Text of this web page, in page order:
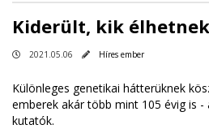
Kiderült, kik
2021.05.06 Híres ember
Különleges genetikai hátterüknek
emberek akár több mint 105 évig is
kutatók.